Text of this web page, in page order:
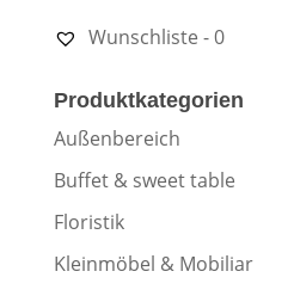
Wunschliste -0
Produktkategorien
Außenbereich
Buffet & sweet table
Floristik
Kleinmöbel & Mobiliar